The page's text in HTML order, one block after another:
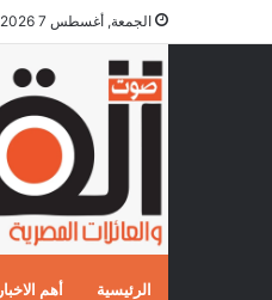
الجمعة, أغسطس 7 2026
الرئيسية أهم الاخبار